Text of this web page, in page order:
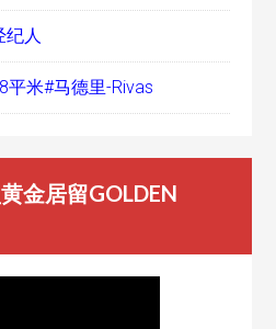
纪人
平米#马德里-Rivas
金居留GOLDEN